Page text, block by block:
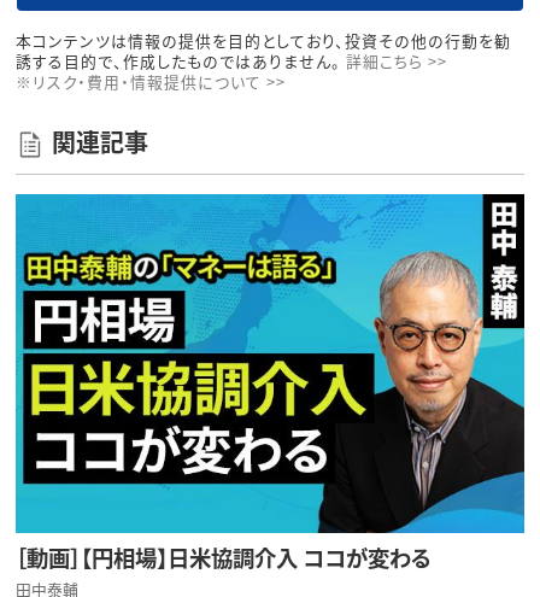
本コンテンツは情報の提供を目的としており、投資その他の行動を勧
誘する目的で、作成したものではありません。 詳細こちら >>
※リスク・費用・情報提供について >>
関連記事
［動画］【円相場】日米協調介入 ココが変わる
田中泰輔